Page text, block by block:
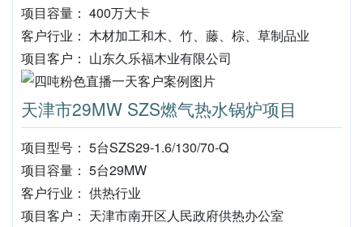
项目容量： 400万大卡
客户行业： 木材加工和木、竹、藤、棕、草制品业
项目客户： 山东久乐福木业有限公司
天津市29MW SZS燃气热水锅炉项目
项目型号： 5台SZS29-1.6/130/70-Q
项目容量： 5台29MW
客户行业： 供热行业
项目客户： 天津市南开区人民政府供热办公室